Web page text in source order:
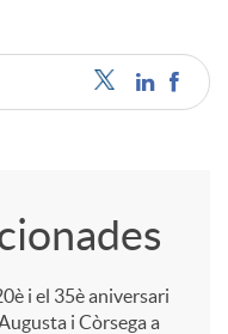
i el 35è aniversari
i Còrsega a